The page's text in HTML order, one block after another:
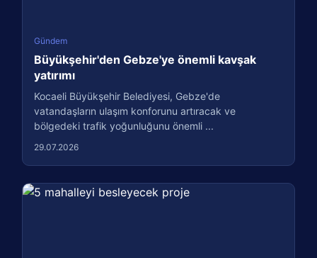
Gündem
Büyükşehir'den Gebze'ye önemli kavşak
yatırımı
Kocaeli Büyükşehir Belediyesi, Gebze'de
vatandaşların ulaşım konforunu artıracak ve
bölgedeki trafik yoğunluğunu önemli ...
29.07.2026